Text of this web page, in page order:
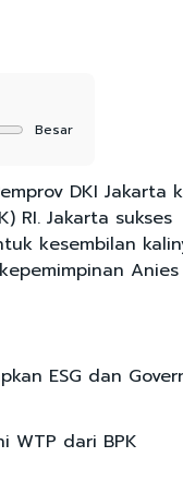
Besar
DKI Jakarta
RI. Jakarta sukses
kesembilan
Anies
ESG dan
WTP dari BPK